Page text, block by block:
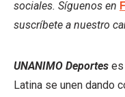
sociales. Síguenos en
suscríbete a nuestro
UNANIMO Deportes es
Latina se unen dando